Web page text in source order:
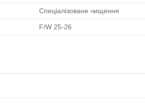
Спеціалізоване чищення
F/W 25-26